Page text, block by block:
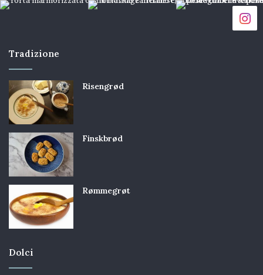
Tradizione
Risengrød
Finskbrød
Rømmegrøt
Dolci